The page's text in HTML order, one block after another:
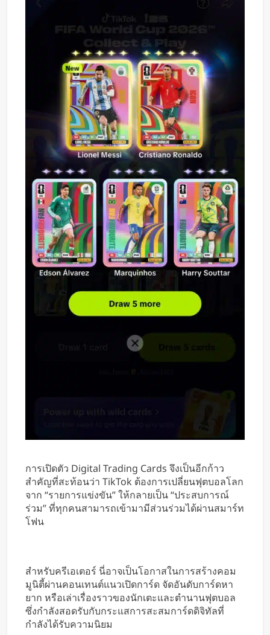
การเปิดตัว Digital Trading Cards จึงเป็นอีกก้าว
สำคัญที่สะท้อนว่า TikTok ต้องการเปลี่ยนฟุตบอลโลก
จาก “รายการแข่งขัน” ให้กลายเป็น “ประสบการณ์
ร่วม” ที่ทุกคนสามารถเข้ามามีส่วนร่วมได้ผ่านสมาร์ท
โฟน
สำหรับครีเอเตอร์ นี่อาจเป็นโอกาสในการสร้างคอม
มูนิตี้ผ่านคอนเทนต์แนวเปิดการ์ด จัดอันดับการ์ดหา
ยาก หรือเล่าเรื่องราวของนักเตะและตำนานฟุตบอล
ซึ่งกำลังสอดรับกับกระแสการสะสมการ์ดดิจิทัลที่
กำลังได้รับความนิยม